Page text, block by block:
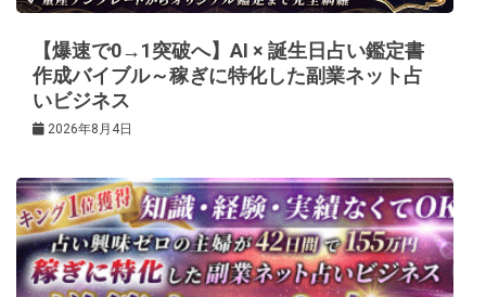
ン【爆速で0→1突破へ】AI × 誕生日占い鑑定書
作成バイブル～稼ぎに特化した副業ネット占
いビジネス
2026年8月4日